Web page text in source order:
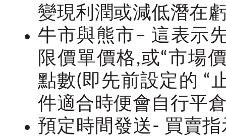
變現利潤或減低潛在
牛市與熊市– 這表示
限價單價格,或“市場
點數(即先前設定的 “
件適合時便會自行平
預定時間發送- 買賣